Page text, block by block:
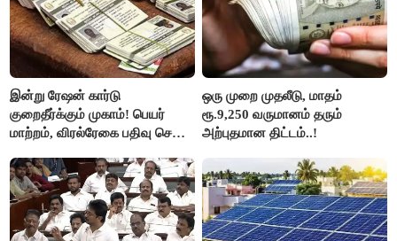
இன்று ரேஷன் கார்டு
குறைதீர்க்கும் முகாம்! பெயர்
மாற்றம், விரல்ரேகை பதிவு செய்ய
ஒரு முறை முதலீடு, மாதம்
ரூ.9,250 வருமானம் தரும்
அற்புதமான திட்டம்..!